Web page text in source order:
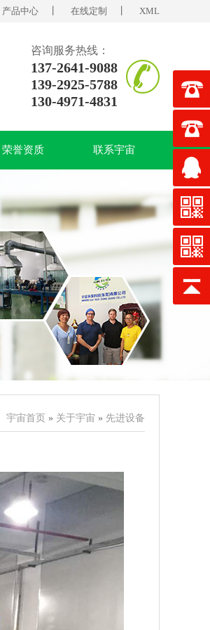
产品中心 在线定制 XML
咨询服务热线：
137-2641-9088
139-2925-5788
130-4971-4831
荣誉资质 联系宇宙
宇宙首页 » 关于宇宙 » 先进设备